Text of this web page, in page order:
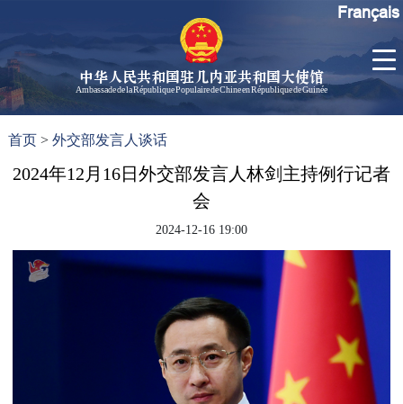
中华人民共和国驻几内亚共和国大使馆
Ambassade de la République Populaire de Chine en République de Guinée
大使信
孙勇大
使简历
中国历
任驻几
内亚大
使
几
Français
首页 >外交部发言人谈话
2024年12月16日外交部发言人林剑主持例行记者
会
2024-12-16 19:00